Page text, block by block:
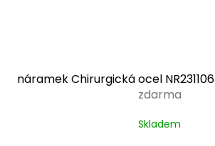
náramek Chirurgická ocel NR231106
zdarma
Skladem